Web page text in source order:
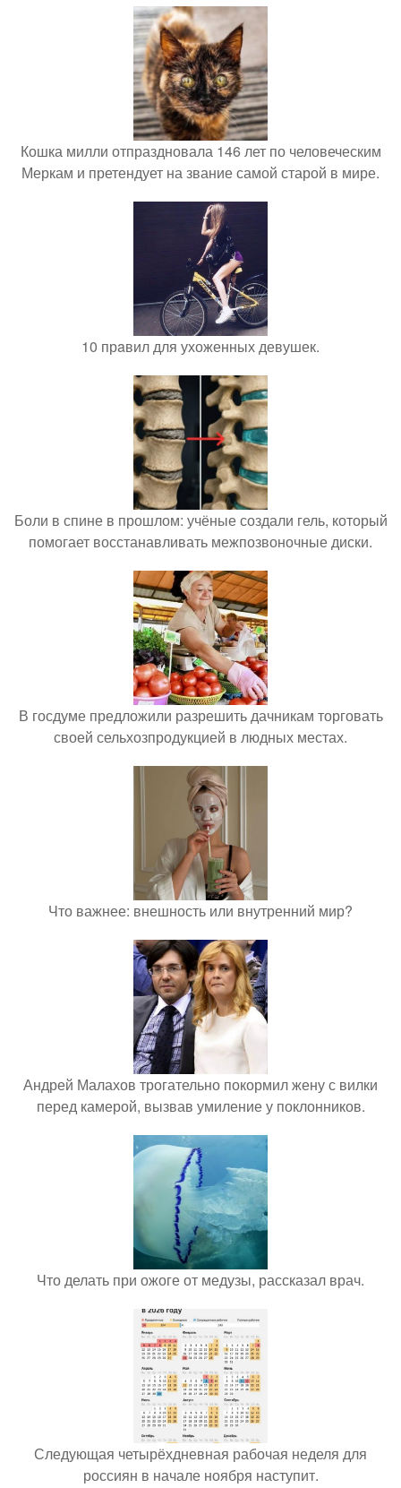
Кошка милли отпраздновала 146 лет по человеческим
Меркам и претендует на звание самой старой в мире.
10 прaвил для ухоженных девушек.
Боли в спине в прошлом: учёные создали гель, который
помогает восстанавливать межпозвоночные диски.
В госдуме предложили разрешить дачникам торговать
своей сельхозпродукцией в людных местах.
Что важнее: внешность или внутренний мир?
Андрей Малахов трогательно покормил жену с вилки
перед камерой, вызвав умиление у поклонников.
Что делать при ожоге от медузы, рассказал врач.
Следующая четырёхдневная рабочая неделя для
россиян в начале ноября наступит.